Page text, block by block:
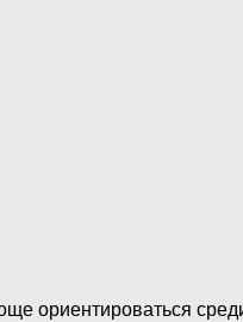
ориентироваться